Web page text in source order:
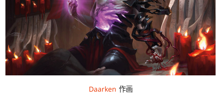
Daarken 作画